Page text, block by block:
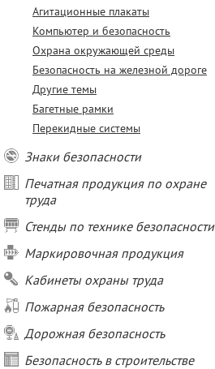
Агитационные плакаты
Компьютер и безопасность
Охрана окружающей среды
Безопасность на железной дороге
Другие темы
Багетные рамки
Перекидные системы
Знаки безопасности
Печатная продукция по охране
труда
Стенды по технике безопасности
Маркировочная продукция
Кабинеты охраны труда
Пожарная безопасность
Дорожная безопасность
Безопасность в строительстве